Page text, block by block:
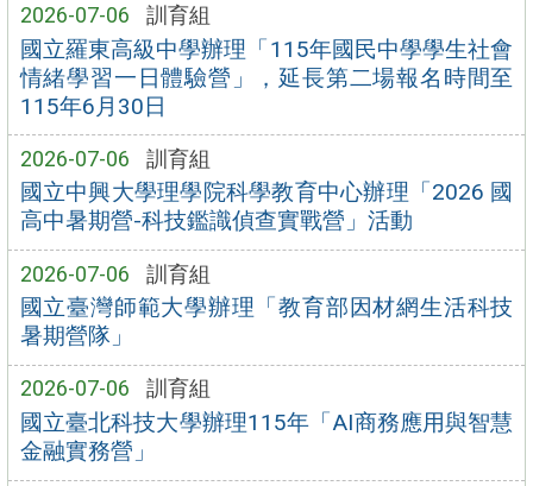
2026-07-06 訓育組
國立羅東高級中學辦理「115年國民中學學生社會
情緒學習一日體驗營」，延長第二場報名時間至
115年6月30日
2026-07-06 訓育組
國立中興大學理學院科學教育中心辦理「2026 國
高中暑期營-科技鑑識偵查實戰營」活動
2026-07-06 訓育組
國立臺灣師範大學辦理「教育部因材網生活科技
暑期營隊」
2026-07-06 訓育組
國立臺北科技大學辦理115年「AI商務應用與智慧
金融實務營」